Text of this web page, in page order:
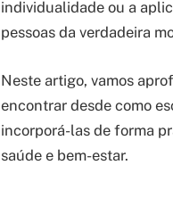
individualidade ou a
pessoas da verdadeira
Neste artigo, vamos
encontrar desde como
incorporá-las de forma
saúde e bem-estar.